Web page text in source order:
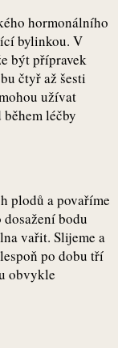
hormonálního
bylinkou. V
být přípravek
čtyř až šesti
užívat
léčby
plodů a povaříme
bodu
vařit. Slijeme a
po dobu tří
obvykle